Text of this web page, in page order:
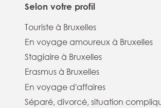
Selon votre profil
Touriste à Bruxelles
En voyage amoureux à Bruxelles
Stagiaire à Bruxelles
Erasmus à Bruxelles
En voyage d'affaires
Séparé, divorcé, situation